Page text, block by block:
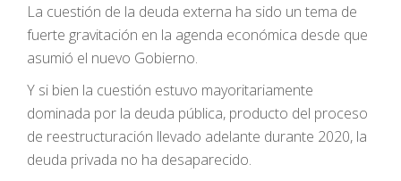
La cuestión de la deuda externa ha sido un tema de
fuerte gravitación en la agenda económica desde que
asumió el nuevo Gobierno.
Y si bien la cuestión estuvo mayoritariamente
dominada por la deuda pública, producto del proceso
de reestructuración llevado adelante durante 2020, la
deuda privada no ha desaparecido.